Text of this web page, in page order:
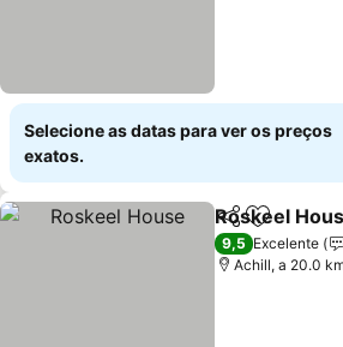
Selecione as datas para ver os preços
exatos.
Partilhar
Roskeel
9,5 Excelente
Achill, a 20.0